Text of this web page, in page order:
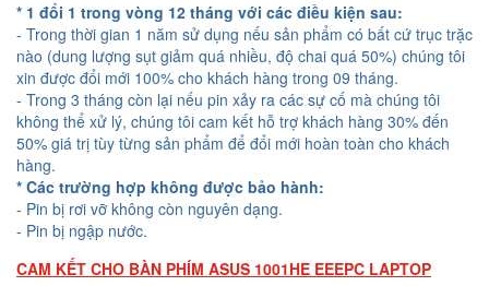
* 1 đổi 1 trong vòng 12 tháng với các điều kiện sau:
- Trong thời gian 1 năm sử dụng nếu sản phẩm có bất cứ trục trặc
nào (dung lượng sụt giảm quá nhiều, độ chai quá 50%) chúng tôi
xin được đổi mới 100% cho khách hàng trong 09 tháng.
- Trong 3 tháng còn lại nếu pin xảy ra các sự cố mà chúng tôi
không thể xử lý, chúng tôi cam kết hỗ trợ khách hàng 30% đến
50% giá trị tùy từng sản phẩm để đổi mới hoàn toàn cho khách
hàng.
* Các trường hợp không được bảo hành:
- Pin bị rơi vỡ không còn nguyên dạng.
- Pin bị ngập nước.
CAM KẾT CHO BÀN PHÍM ASUS 1001HE EEEPC LAPTOP